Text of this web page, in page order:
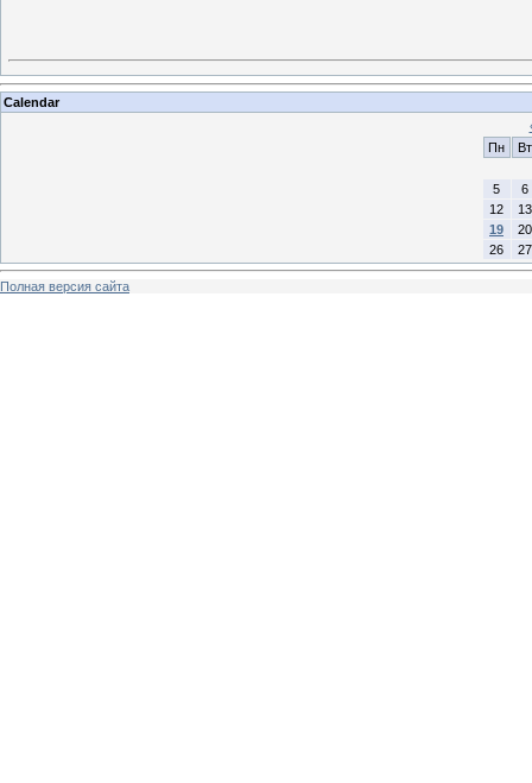
Calendar
Пн
Вт
5
6
12
13
19
20
26
27
Полная версия сайта